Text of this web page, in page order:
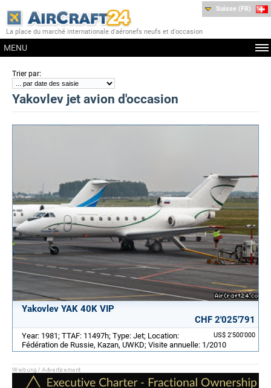
La place du marché internationale d'aéronefs neufs et d'occasion
MENU
Suisse (FR)
Trier par:
Yakovlev jet avion d'occasion
Yakovlev YAK 40K VIP
CHF 2'025'791
US$ 2'500'000
Year: 1981; TTAF: 11497h; Type: Jet; Location:
Fédération de Russie, Kazan, UWKD; Visite annuelle: 1/2010